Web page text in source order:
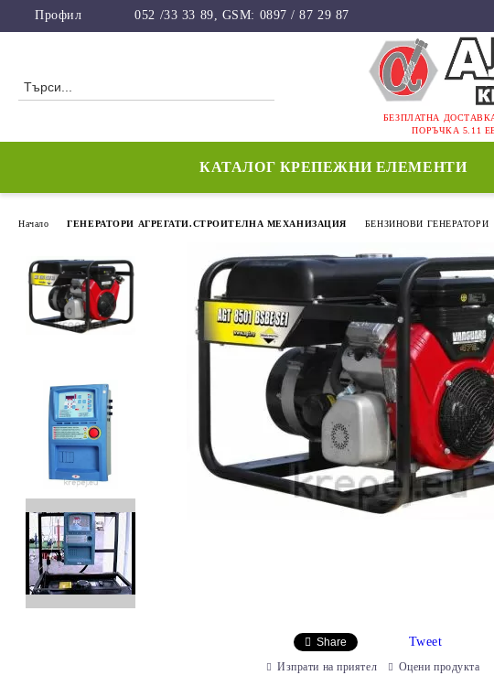
Профил 052 /33 33 89, GSM: 0897 / 87 29 87
БЕЗПЛАТНА
ПОРЪЧКА 5.11
КАТАЛОГ КРЕПЕЖНИ ЕЛЕМЕНТИ
Начало ГЕНЕРАТОРИ АГРЕГАТИ.СТРОИТЕЛНА МЕХАНИЗАЦИЯ БЕНЗИНОВИ ГЕНЕРАТОРИ
Share Tweet
Изпрати на приятел Оцени продукта